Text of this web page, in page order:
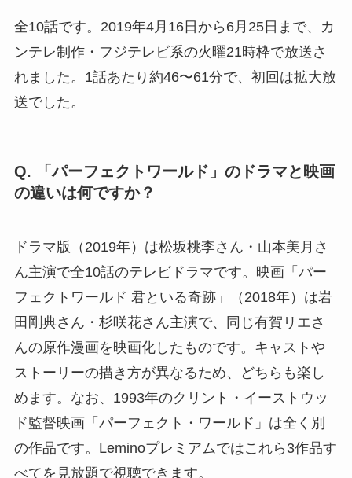
全10話です。2019年4月16日から6月25日まで、カ
ンテレ制作・フジテレビ系の火曜21時枠で放送さ
れました。1話あたり約46〜61分で、初回は拡大放
送でした。
Q. 「パーフェクトワールド」のドラマと映画
の違いは何ですか？
ドラマ版（2019年）は松坂桃李さん・山本美月さ
ん主演で全10話のテレビドラマです。映画「パー
フェクトワールド 君といる奇跡」（2018年）は岩
田剛典さん・杉咲花さん主演で、同じ有賀リエさ
んの原作漫画を映画化したものです。キャストや
ストーリーの描き方が異なるため、どちらも楽し
めます。なお、1993年のクリント・イーストウッ
ド監督映画「パーフェクト・ワールド」は全く別
の作品です。Leminoプレミアムではこれら3作品す
べてを見放題で視聴できます。